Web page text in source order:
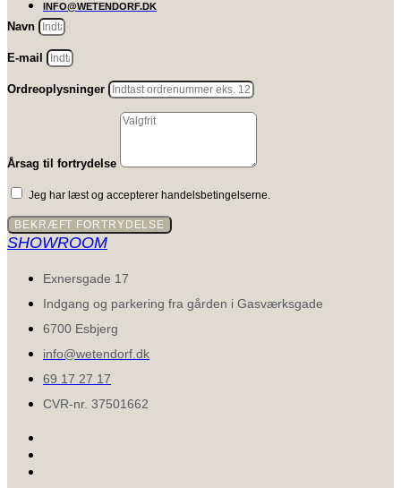
INFO@WETENDORF.DK
Navn
E-mail
Ordreoplysninger
Årsag til fortrydelse
Jeg har læst og accepterer handelsbetingelserne.
BEKRÆFT FORTRYDELSE
SHOWROOM
Exnersgade 17
Indgang og parkering fra gården i Gasværksgade
6700 Esbjerg
info@wetendorf.dk
69 17 27 17
CVR-nr. 37501662